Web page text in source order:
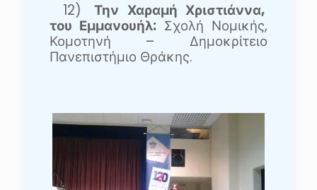
12)
Την Χαραμή Χριστιάννα,
του Εμμανουήλ: Σχολή Νομικής,
Κομοτηνή –Δημοκρίτειο
Πανεπιστήμιο Θράκης.